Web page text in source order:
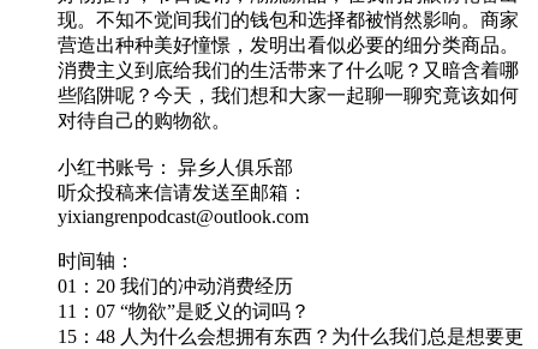
现。不知不觉间我们的钱包和选择都被悄然影响。商家
营造出种种美好憧憬，发明出看似必要的细分类商品。
消费主义到底给我们的生活带来了什么呢？又暗含着哪
些陷阱呢？今天，我们想和大家一起聊一聊究竟该如何
对待自己的购物欲。
小红书账号： 异乡人俱乐部
听众投稿来信请发送至邮箱：
yixiangrenpodcast@outlook.com
时间轴：
01：20 我们的冲动消费经历
11：07 “物欲”是贬义的词吗？
15：48 人为什么会想拥有东西？为什么我们总是想要更